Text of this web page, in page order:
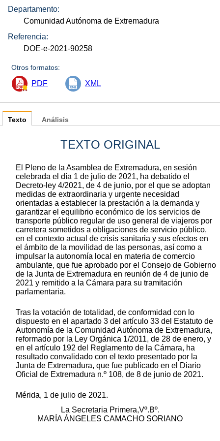
Departamento:
Comunidad Autónoma de Extremadura
Referencia:
DOE-e-2021-90258
Otros formatos:
PDF XML
Texto
TEXTO ORIGINAL
El Pleno de la Asamblea de Extremadura, en sesión
celebrada el día 1 de julio de 2021, ha debatido el
Decreto-ley 4/2021, de 4 de junio, por el que se adoptan
medidas de extraordinaria y urgente necesidad
orientadas a establecer la prestación a la demanda y
garantizar el equilibrio económico de los servicios de
transporte público regular de uso general de viajeros por
carretera sometidos a obligaciones de servicio público,
en el contexto actual de crisis sanitaria y sus efectos en
el ámbito de la movilidad de las personas, así como a
impulsar la autonomía local en materia de comercio
ambulante, que fue aprobado por el Consejo de Gobierno
de la Junta de Extremadura en reunión de 4 de junio de
2021 y remitido a la Cámara para su tramitación
parlamentaria.
Tras la votación de totalidad, de conformidad con lo
dispuesto en el apartado 3 del artículo 33 del Estatuto de
Autonomía de la Comunidad Autónoma de Extremadura,
reformado por la Ley Orgánica 1/2011, de 28 de enero, y
en el artículo 192 del Reglamento de la Cámara, ha
resultado convalidado con el texto presentado por la
Junta de Extremadura, que fue publicado en el Diario
Oficial de Extremadura n.º 108, de 8 de junio de 2021.
Mérida, 1 de julio de 2021.
La Secretaria Primera,Vº.Bº.
MARÍA ÁNGELES CAMACHO SORIANO
Análisis